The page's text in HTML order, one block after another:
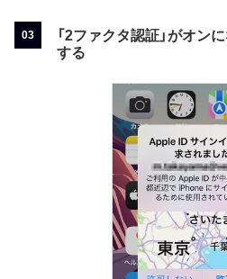
「2ファクタ認証」がオン
する